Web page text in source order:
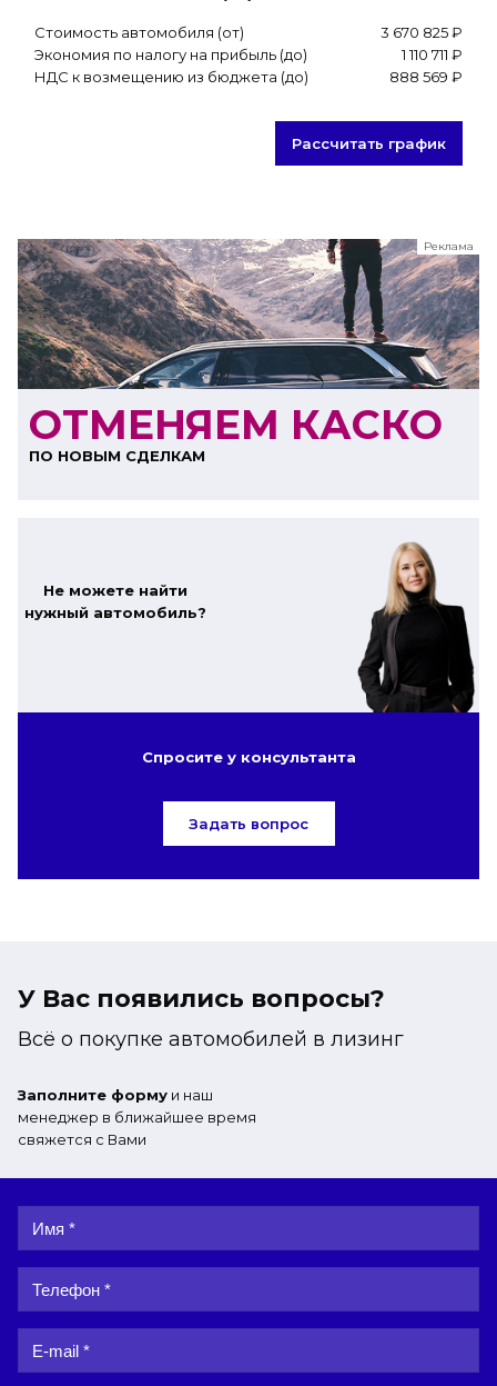
Стоимость автомобиля (от)
3 670 825 ₽
Экономия по налогу на прибыль (до)
1 110 711 ₽
НДС к возмещению из бюджета (до)
888 569 ₽
Рассчитать график
Реклама
ООО "ЛК Эволюция"
ИНН 9724016636
erid: nyi26TK8Sykg5SPCgA2w5MdVpLC2ggii
ОТМЕНЯЕМ КАСКО
ПО НОВЫМ СДЕЛКАМ
Не можете найти
нужный автомобиль?
Спросите у консультанта
Задать вопрос
У Вас появились вопросы?
Всё о покупке автомобилей в лизинг
Заполните форму и наш
менеджер в ближайшее время
свяжется с Вами